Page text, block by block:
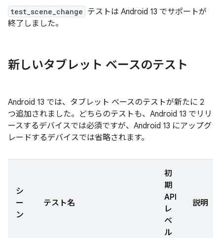
test_scene_change テストは Android 13 でサポートが
終了しました。
新しいタブレット ベースのテスト
Android 13 では、タブレット ベースのテストが新たに 2
つ追加されました。どちらのテストも、Android 13 でリリ
ースするデバイスでは必須ですが、Android 13 にアップグ
レードするデバイスでは省略されます。
シ
ー
ン
テスト名
初
期
API
レ
ベ
ル
説明